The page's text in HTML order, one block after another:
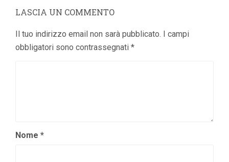
LASCIA UN COMMENTO
Il tuo indirizzo email non sarà pubblicato. I campi
obbligatori sono contrassegnati *
Nome *